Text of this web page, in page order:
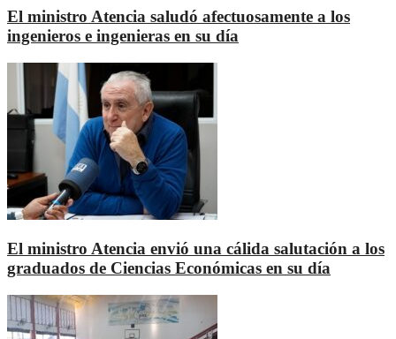
El ministro Atencia saludó afectuosamente a los
ingenieros e ingenieras en su día
El ministro Atencia envió una cálida salutación a los
graduados de Ciencias Económicas en su día